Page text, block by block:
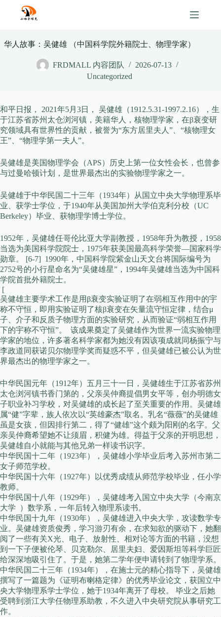
content
华人故事：吴健雄 （中国科学院外籍院士、物理学家）
FRDMALL 内容团队
2026-07-13
Uncategorized
和平日报， 2021年5月3日， 吴健雄（1912.5.31-1997.2.16），生
于江苏省苏州太仓浏河镇，美籍华人，核物理学家，在β衰变研
究领域具有世界性的贡献，被誉为“东方居里夫人”、“核物理女
王”、“物理学第一夫人”。
吴健雄是美国物理学会（APS）历史上第一位女性会长，也曾参
与过曼哈顿计划，是世界最杰出的实验物理学家之一。
吴健雄于中华民国二十三年（1934年）从国立中央大学物理系毕
业、获学士学位，于1940年从美国加州大学伯克利分校（UC
Berkeley）毕业、获物理学博士学位。
1952年，吴健雄任哥伦比亚大学副教授，1958年升为教授，1958
当选为美国科学院院士，1975年获美国最高科学荣誉—国家科学
勋章。 [6-7] 1990年，中国科学院紫金山天文台将国际编号为
2752号的小行星命名为“吴健雄星”，1994年吴健雄当选为中国科
学院首批外籍院士。
[
吴健雄主要学术工作是用β衰变实验证明了在弱相互作用中的宇
称不守恒，即用实验证明了核β衰变在矢量流守恒定律，结合μ
子、介子和反质子物理方面的实验研究，从而验证“弱相互作用
下的宇称不守恒”。 该成果奠定了吴健雄作为世界一流实验物理
学家的地位，许多著名科学家都为她没有因该项成就同杨振宁与
李政道同获诺贝尔物理学奖而疑惑不平，但吴健雄已被公认为世
界最杰出的物理学家之一。
中华民国元年（1912年）五月三十一日，吴健雄生于江苏省苏州
太仓浏河镇书香门第的，父亲吴仲裔提倡男女平等，创办明德女
子职业补习学校，对吴健雄的成长起了至关重要的作用。吴健雄
属“健”字辈，族人依次以“英雄豪杰”取名。乳名“薇薇”的吴健雄
虽是女孩，但因排行第二，得了“健雄”这个颇为阳刚的名字。父
亲吴仲裔希望她不让须眉，积健为雄。得益于父亲的开明思想，
吴健雄自小就能与其他兄弟一样读书识字。
中华民国十二年（1923年），吴健雄小学毕业后考入苏州市第二
女子师范学校。
中华民国十六年（1927年）以优秀成绩从师范学校毕业，任小学
教师。
中华民国十八年（1929年），吴健雄考入国立中央大学（今南京
大学 ）数学系，一年后转入物理系读书。
中华民国十九年（1930年），吴健雄进入中央大学，攻读数学专
业。吴健雄资质俊秀，学习游刃有余，在求知欲的驱动下，她翻
阅了一些有关X光、电子、放射性、相对论等方面的书籍，没想
到一下子便被伦琴、贝克勒尔、居里夫妇、爱因斯坦等科学巨匠
给深深地吸引住了。于是，她第二学年便申请转到了物理学系。
中华民国二十三年（1934年），在施士元的精心指导下，吴健雄
撰写了一篇题为《证明布喇格定律》的优秀毕业论文，获国立中
央大学物理系学士学位，她于1934年离开了母校。 毕业之后她
受聘到浙江大学任物理系助教，不久进入中央研究院从事研究工
作。